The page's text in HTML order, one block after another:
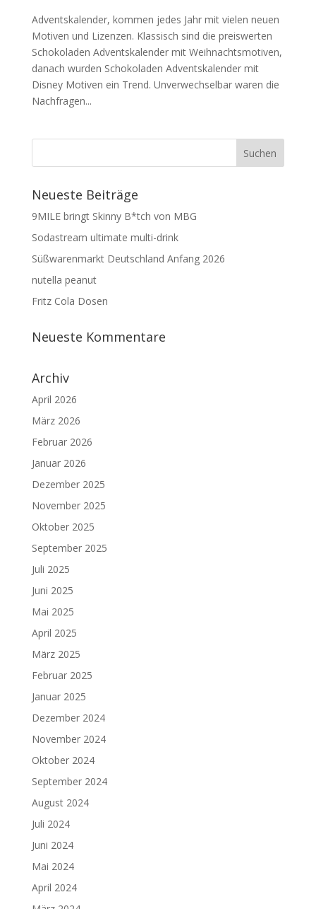
Adventskalender, kommen jedes Jahr mit vielen neuen
Motiven und Lizenzen. Klassisch sind die preiswerten
Schokoladen Adventskalender mit Weihnachtsmotiven,
danach wurden Schokoladen Adventskalender mit
Disney Motiven ein Trend. Unverwechselbar waren die
Nachfragen...
Neueste Beiträge
9MILE bringt Skinny B*tch von MBG
Sodastream ultimate multi-drink
Süßwarenmarkt Deutschland Anfang 2026
nutella peanut
Fritz Cola Dosen
Neueste Kommentare
Archiv
April 2026
März 2026
Februar 2026
Januar 2026
Dezember 2025
November 2025
Oktober 2025
September 2025
Juli 2025
Juni 2025
Mai 2025
April 2025
März 2025
Februar 2025
Januar 2025
Dezember 2024
November 2024
Oktober 2024
September 2024
August 2024
Juli 2024
Juni 2024
Mai 2024
April 2024